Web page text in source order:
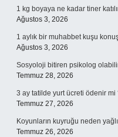
1 kg boyaya ne kadar tiner
Ağustos 3, 2026
1 aylık bir muhabbet kuşu
Ağustos 3, 2026
Sosyoloji bitiren psikolog
Temmuz 28, 2026
3 ay tatilde yurt ücreti ödenir mi
Temmuz 27, 2026
Koyunların kuyruğu neden
Temmuz 26, 2026